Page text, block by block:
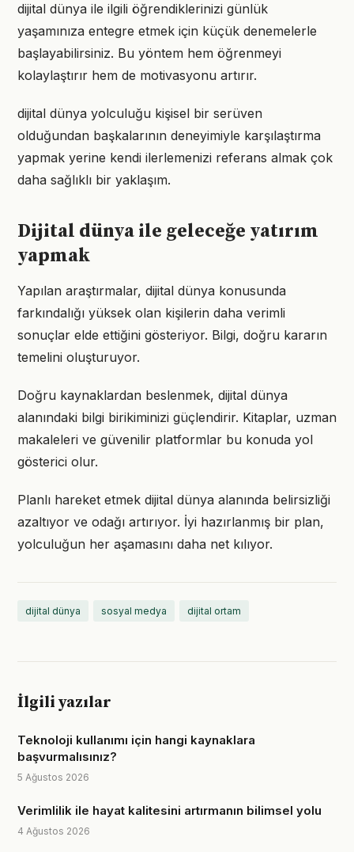
dijital dünya ile ilgili öğrendiklerinizi günlük
yaşamınıza entegre etmek için küçük denemelerle
başlayabilirsiniz. Bu yöntem hem öğrenmeyi
kolaylaştırır hem de motivasyonu artırır.
dijital dünya yolculuğu kişisel bir serüven
olduğundan başkalarının deneyimiyle karşılaştırma
yapmak yerine kendi ilerlemenizi referans almak çok
daha sağlıklı bir yaklaşım.
Dijital dünya ile geleceğe yatırım
yapmak
Yapılan araştırmalar, dijital dünya konusunda
farkındalığı yüksek olan kişilerin daha verimli
sonuçlar elde ettiğini gösteriyor. Bilgi, doğru kararın
temelini oluşturuyor.
Doğru kaynaklardan beslenmek, dijital dünya
alanındaki bilgi birikiminizi güçlendirir. Kitaplar, uzman
makaleleri ve güvenilir platformlar bu konuda yol
gösterici olur.
Planlı hareket etmek dijital dünya alanında belirsizliği
azaltıyor ve odağı artırıyor. İyi hazırlanmış bir plan,
yolculuğun her aşamasını daha net kılıyor.
dijital dünya sosyal medya dijital ortam
İlgili yazılar
Teknoloji kullanımı için hangi kaynaklara
başvurmalısınız?
5 Ağustos 2026
Verimlilik ile hayat kalitesini artırmanın bilimsel yolu
4 Ağustos 2026